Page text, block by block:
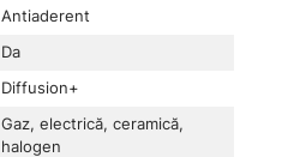
Antiaderent
Da
Diffusion+
Gaz, electrică, ceramică,
halogen